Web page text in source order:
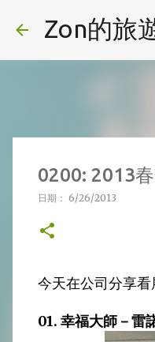
Zon的旅
0200: 2013
日期： 6/26/2013
今天在公司分享
01. 幸福大師－雷